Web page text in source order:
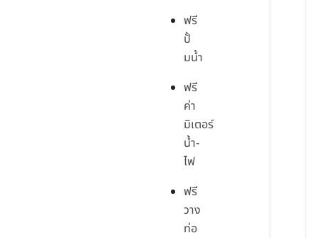
ฟรี
ปั้
มน้ำ
ฟรี
ค่า
มิเตอร์
น้ำ-
ไฟ
ฟรี
วาง
ท่อ